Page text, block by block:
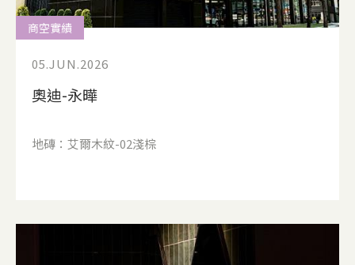
商空實績
05.JUN.2026
奧迪-永曄
地磚：艾爾木紋-02淺棕